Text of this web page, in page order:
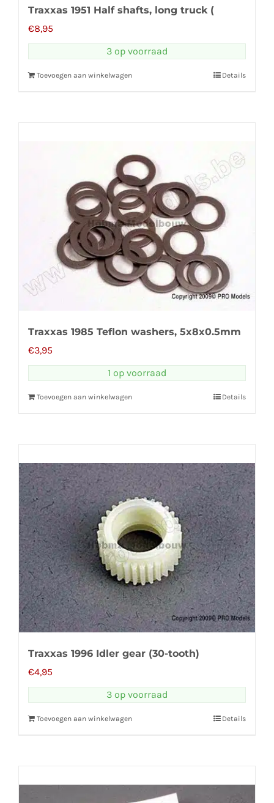
Traxxas 1951 Half shafts, long truck (
€8,95
3 op voorraad
Toevoegen aan winkelwagen Details
Traxxas 1985 Teflon washers, 5x8x0.5mm
€3,95
1 op voorraad
Toevoegen aan winkelwagen Details
Traxxas 1996 Idler gear (30-tooth)
€4,95
3 op voorraad
Toevoegen aan winkelwagen Details